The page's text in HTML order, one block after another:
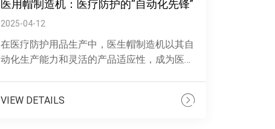
医用帽制造机：医疗防护的“自动化先锋”
2025-04-12
在医疗防护用品生产中，医生帽制造机以其自
动化生产能力和灵活的产品适应性，成为医疗
VIEW DETAILS